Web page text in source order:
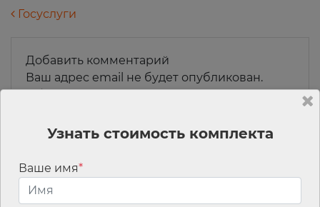
Навигация по записям
Госуслуги
Добавить комментарий
Ваш адрес email не будет опубликован.
Обязательные поля помечены*
Узнать стоимость комплекта
Ваше имя*